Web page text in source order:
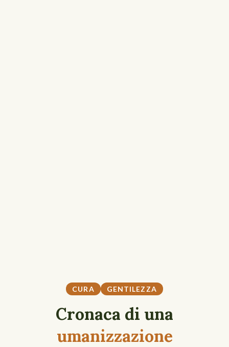
CURA GENTILEZZA
Cronaca di una
umanizzazione